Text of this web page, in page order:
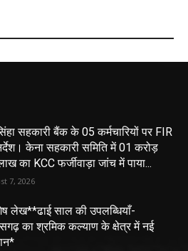
सहकारी बैंक के 05 कर्मचारियों पर FIR
केना सहकारी समिति में 01 करोड़
का KCC फर्जीवाड़ा जांच में पाया...
7, 2026
लेख**ढाई साल की उपलब्धियाँ-
का श्रमिक कल्याण के क्षेत्र में नई